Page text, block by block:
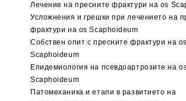
Лечение на пресните фрактури на os
Усложнения и грешки при лечението на
фрактури на os Scaphoideum
Собствен опит с пресните фрактури на os
Scaphoideum
Епидемиология на псевдоартрозите на
Scaphoideum
Патомеханика и етапи в развитието на